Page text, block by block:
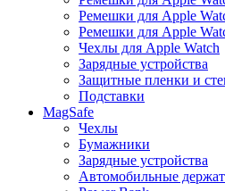
Ремешки для Apple
Ремешки для Apple
Чехлы для Apple Watch
Зарядные устройства
Защитные пленки и
Подставки
MagSafe
Чехлы
Бумажники
Зарядные устройства
Автомобильные